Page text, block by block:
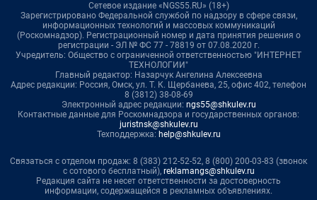
Сетевое издание «NGS55.RU» (18+)
Зарегистрировано Федеральной службой по надзору в сфере связи,
информационных технологий и массовых коммуникаций
(Роскомнадзор). Регистрационный номер и дата принятия решения о
регистрации - ЭЛ № ФС 77 - 78819 от 07.08.2020 г.
Учредитель: Общество с ограниченной ответственностью "ИНТЕРНЕТ
ТЕХНОЛОГИИ"
Главный редактор: Назарчук Ангелина Алексеевна
Адрес редакции: Россия, Омск, ул. Т. К. Щербанева, 25, офис 402, телефон
8 (3812) 38-08-69
Электронный адрес редакции: ngs55@shkulev.ru
Контактные данные для Роскомнадзора и государственных органов:
juristnsk@shkulev.ru
Техподдержка: help@shkulev.ru
Связаться с отделом продаж: 8 (383) 212-52-52, 8 (800) 200-03-83 (звонок
с сотового бесплатный), reklamangs@shkulev.ru
Редакция сайта не несет ответственности за достоверность
информации, содержащейся в рекламных объявлениях.